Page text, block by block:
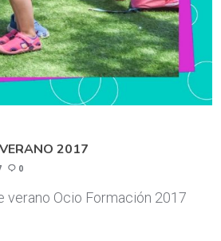
2017
0
verano Ocio Formación 2017